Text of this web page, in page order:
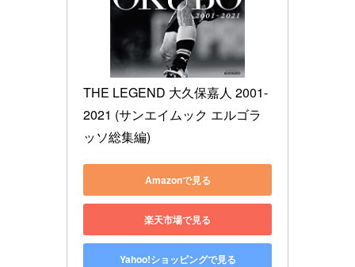
THE LEGEND 大久保嘉人 2001-
2021 (サンエイムック エルゴラ
ッソ総集編)
Amazonで見る
楽天市場で見る
Yahoo!ショッピングで見る